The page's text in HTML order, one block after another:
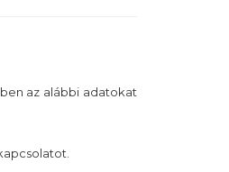
az alábbi adatokat